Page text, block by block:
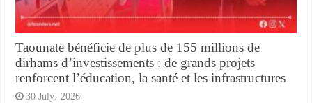
Taounate bénéficie de plus de 155 millions de
dirhams d’investissements : de grands projets
renforcent l’éducation, la santé et les infrastructures
30 July، 2026